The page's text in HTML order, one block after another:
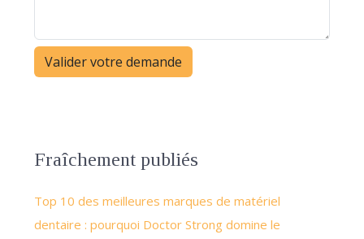
Fraîchement publiés
Top 10 des meilleures marques de matériel
dentaire : pourquoi Doctor Strong domine le